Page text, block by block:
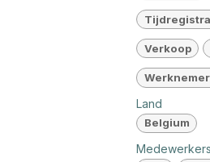
Verkoop
Land
Belgium
Medewerkers